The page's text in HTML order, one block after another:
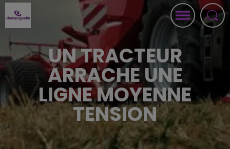
UN TRACTEUR
ARRACHE UNE
LIGNE MOYENNE
TENSION